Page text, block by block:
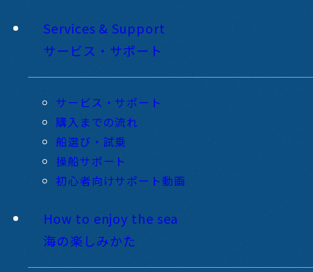
Services & Support
サービス・サポート
サービス・サポート
購入までの流れ
船選び・試乗
操船サポート
初心者向けサポート動画
How to enjoy the sea
海の楽しみかた